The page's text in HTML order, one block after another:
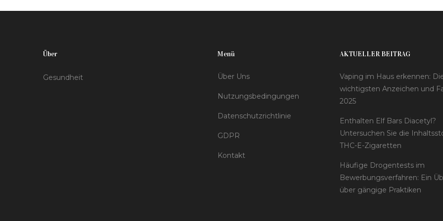
wie CBD zum Wohlbefinden beitragen kann.
Über
Gesundheit
Menü
Über Uns
Nutzungsbedingungen
Datenschutzrichtlinie
GDPR
Kontakt
AKTUELLER BEITRAG
Vaping im Haus erkennen:
wichtigsten Anzeichen und
2025
Enthalten Elf Bars Diacetyl?
Untersuchen Sie die
THC-E-Zigaretten
Häufige Drogentests im
Bewerbungsverfahren: Ein
über gängige Praktiken